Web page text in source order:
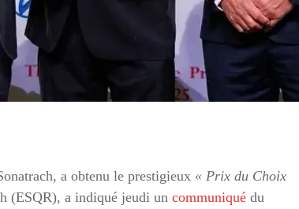
a obtenu le prestigieux « Prix du Choix
(ESQR), a indiqué jeudi un communiqué du